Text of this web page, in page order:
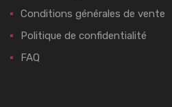
Conditions générales de vente
Politique de confidentialité
FAQ